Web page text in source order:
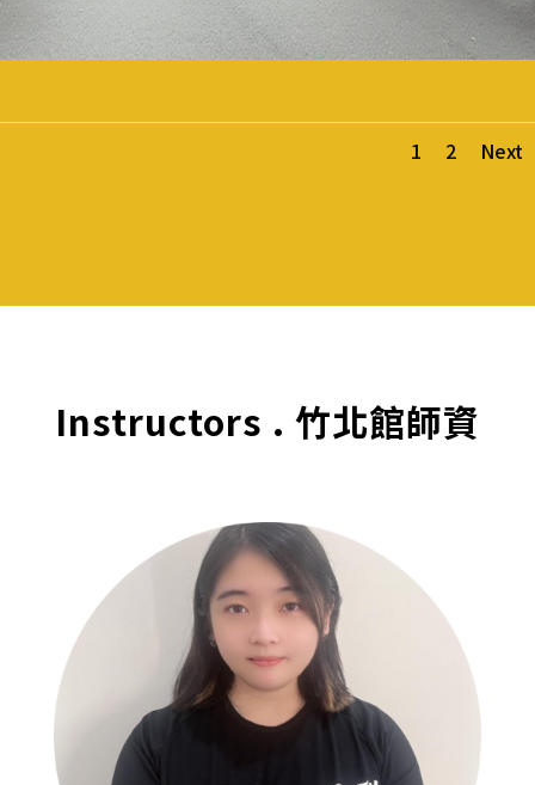
1 2 Next
Instructors . 竹北館師資